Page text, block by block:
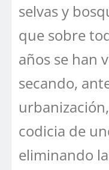
selvas y
que sobre
años se han
secando,
codicia de
eliminando